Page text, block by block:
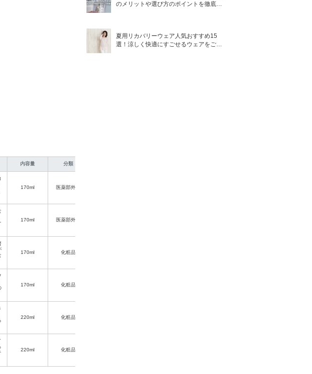
内容量 分類
170ml 医薬部外品
170ml 医薬部外品
170ml 化粧品
170ml 化粧品
220ml 化粧品
220ml 化粧品
のメリットや選び方のポイントを徹底解
夏用リカバリーウェア人気おすすめ15
選！涼しく快適にすごせるウェアをご紹